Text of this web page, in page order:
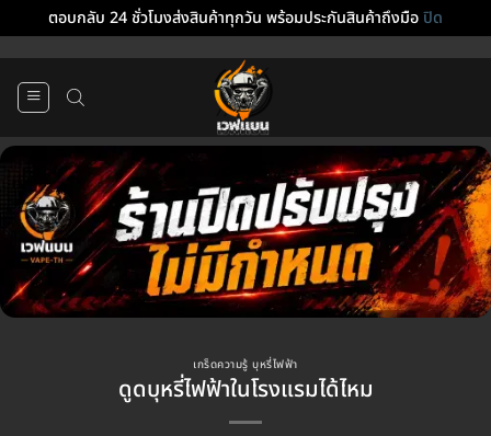
ตอบกลับ 24 ชั่วโมงส่งสินค้าทุกวัน พร้อมประกันสินค้าถึงมือปิด
เกร็ดความรู้ บุหรี่ไฟฟ้า
ดูดบุหรี่ไฟฟ้าในโรงแรมได้ไหม